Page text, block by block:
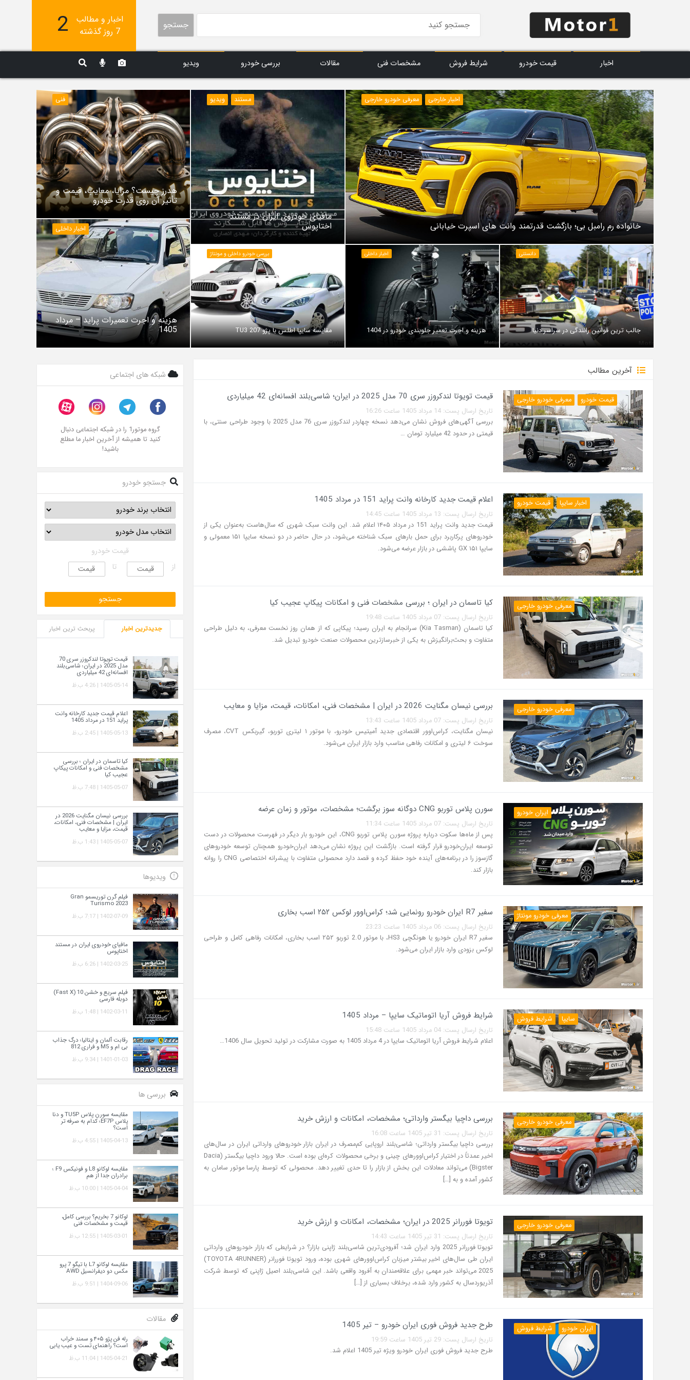
جستجو
اخبار و مطالب
7 روز گذشته
2
اخبار قیمت خودرو شرایط فروش مشخصات فنی مقالات بررسی خودرو ویدیو
خانواده رم رامبل‌ بی؛ بازگشت قدرتمند وانت‌ های اسپرت خیابانی
اخبار خارجی معرفی خودرو خارجی
جالب ترین قوانین رانندگی در سراسر دنیا
دانستنی
هزینه و اجرت تعمیر جلوبندی خودرو در 1404
اخبار داخلی
مافیای خودروی ایران در مستند
اختاپوس
مستند ویدیو
مقایسه سایپا اطلس با پژو 207 TU3
بررسی خودرو داخلی و مونتاژ
هدرز چیست؟ مزایا، معایب، قیمت و
تأثیر آن روی قدرت خودرو
فنی
هزینه و اجرت تعمیرات پراید – مرداد
1405
اخبار داخلی
آخرین مطالب
قیمت خودرو معرفی خودرو خارجی قیمت تویوتا لندکروزر سری 70 مدل 2025 در ایران؛ شاسی‌بلند افسانه‌ای 42 میلیاردی
تاریخ ارسال پست: 14 مرداد 1405 ساعت 16:26
بررسی آگهی‌های فروش نشان می‌دهد نسخه چهاردر لندکروزر سری 76 مدل 2025 با وجود طراحی سنتی، با
قیمتی در حدود 42 میلیارد تومان …
اخبار سایپا قیمت خودرو اعلام قیمت جدید کارخانه وانت پراید 151 در مرداد 1405
تاریخ ارسال پست: 13 مرداد 1405 ساعت 14:45
قیمت جدید وانت پراید 151 در مرداد ۱۴۰۵ اعلام شد. این وانت سبک شهری که سال‌هاست به‌عنوان یکی از
خودروهای پرکاربرد برای حمل بارهای سبک شناخته می‌شود، در حال حاضر در دو نسخه سایپا ۱۵۱ معمولی و
سایپا ۱۵۱ GX پاششی در بازار عرضه می‌شود.
معرفی خودرو خارجی کیا تاسمان در ایران ؛ بررسی مشخصات فنی و امکانات پیکاپ عجیب کیا
تاریخ ارسال پست: 07 مرداد 1405 ساعت 19:48
کیا تاسمان (Kia Tasman) سرانجام به ایران رسید؛ پیکاپی که از همان روز نخست معرفی، به دلیل طراحی
متفاوت و بحث‌برانگیزش به یکی از خبرسازترین محصولات صنعت خودرو تبدیل شد.
معرفی خودرو خارجی بررسی نیسان مگنایت 2026 در ایران | مشخصات فنی، امکانات، قیمت، مزایا و معایب
تاریخ ارسال پست: 07 مرداد 1405 ساعت 13:43
نیسان مگنایت، کراس‌اوور اقتصادی جدید آمیتیس خودرو، با موتور ۱ لیتری توربو، گیربکس CVT، مصرف
سوخت ۶ لیتری و امکانات رفاهی مناسب وارد بازار ایران می‌شود.
ایران خودرو سورن پلاس توربو CNG دوگانه سوز برگشت؛ مشخصات، موتور و زمان عرضه
تاریخ ارسال پست: 07 مرداد 1405 ساعت 11:34
پس از ماه‌ها سکوت درباره پروژه سورن پلاس توربو CNG، این خودرو بار دیگر در فهرست محصولات در دست
توسعه ایران‌خودرو قرار گرفته است. بازگشت این پروژه نشان می‌دهد ایران‌خودرو همچنان توسعه خودروهای
گازسوز را در برنامه‌های آینده خود حفظ کرده و قصد دارد محصولی متفاوت با پیشرانه اختصاصی CNG را روانه
بازار کند.
معرفی خودرو مونتاژ سفیر R7 ایران خودرو رونمایی شد؛ کراس‌اوور لوکس ۲۵۲ اسب بخاری
تاریخ ارسال پست: 06 مرداد 1405 ساعت 23:23
سفیر R7 ایران خودرو یا هونگچی HS3، با موتور 2.0 توربو ۲۵۲ اسب بخاری، امکانات رفاهی کامل و طراحی
لوکس بزودی وارد بازار ایران می‌شود.
سایپا شرایط فروش شرایط فروش آریا اتوماتیک سایپا – مرداد 1405
تاریخ ارسال پست: 04 مرداد 1405 ساعت 15:48
اعلام شرایط فروش آریا اتوماتیک سایپا در 4 مرداد 1405 به صورت مشارکت در تولید تحویل سال 1406…
معرفی خودرو خارجی بررسی داچیا بیگستر وارداتی؛ مشخصات، امکانات و ارزش خرید
تاریخ ارسال پست: 31 تیر 1405 ساعت 16:08
بررسی داچیا بیگستر وارداتی؛ شاسی‌بلند اروپایی کم‌مصرف در ایران بازار خودروهای وارداتی ایران در سال‌های
اخیر عمدتاً در اختیار کراس‌اوورهای چینی و برخی محصولات کره‌ای بوده است. حالا ورود داچیا بیگستر (Dacia
Bigster) می‌تواند معادلات این بخش از بازار را تا حدی تغییر دهد. محصولی که توسط پارسا موتور سامان به
کشور آمده و به […]
معرفی خودرو خارجی تویوتا فوررانر 2025 در ایران؛ مشخصات، امکانات و ارزش خرید
تاریخ ارسال پست: 31 تیر 1405 ساعت 14:43
تویوتا فوررانر 2025 وارد ایران شد؛ آفرودی‌ترین شاسی‌بلند ژاپنی بازار؟ در شرایطی که بازار خودروهای وارداتی
ایران طی سال‌های اخیر بیشتر میزبان کراس‌اوورهای شهری بوده، ورود تویوتا فوررانر (TOYOTA 4RUNNER)
2025 می‌تواند خبر مهمی برای علاقه‌مندان به آفرود واقعی باشد. این شاسی‌بلند اصیل ژاپنی که توسط شرکت
آذریوردسال به کشور وارد شده، برخلاف بسیاری از […]
ایران خودرو شرایط فروش طرح جدید فروش فوری ایران خودرو – تیر 1405
تاریخ ارسال پست: 29 تیر 1405 ساعت 19:59
طرح جدید فروش فوری ایران خودرو ویژه تیر 1405 اعلام شد.
شبکه های اجتماعی
گروه موتور1 را در شبکه اجتماعی دنبال
کنید تا همیشه از آخرین اخبار ما مطلع
باشید!
جستجو خودرو
قیمت خودرو
از
تا
جدیدترین اخبار پربحث ترین اخبار
قیمت تویوتا لندکروزر سری 70
مدل 2025 در ایران؛ شاسی‌بلند
افسانه‌ای 42 میلیاردی
1405-05-14 | 4:26 ب.ظ
اعلام قیمت جدید کارخانه وانت
پراید 151 در مرداد 1405
1405-05-13 | 2:45 ب.ظ
کیا تاسمان در ایران ؛ بررسی
مشخصات فنی و امکانات پیکاپ
عجیب کیا
1405-05-07 | 7:48 ب.ظ
بررسی نیسان مگنایت 2026 در
ایران | مشخصات فنی، امکانات،
قیمت، مزایا و معایب
1405-05-07 | 1:43 ب.ظ
ویدیوها
فیلم گرن توریسمو Gran
Turismo 2023
1402-07-09 | 7:17 ب.ظ
مافیای خودروی ایران در مستند
اختاپوس
1402-03-25 | 6:26 ب.ظ
فیلم سریع و خشن 10 (Fast X)
دوبله فارسی
1402-03-11 | 1:48 ب.ظ
رقابت آلمان و ایتالیا؛ درگ جذاب
بی ام و M5 و فراری 812
1401-01-03 | 9:34 ب.ظ
بررسی ها
مقایسه سورن پلاس TU5P و دنا
پلاس EF7P؛ کدام به‌ صرفه‌ تر
است؟
1405-04-13 | 4:55 ب.ظ
مقایسه لوکانو L8 و فونیکس F9 ؛
برادران جدا از هم
1405-04-04 | 10:00 ب.ظ
لوکانو 7 بخریم؟ بررسی کامل،
قیمت و مشخصات فنی
1405-03-01 | 12:55 ب.ظ
مقایسه لوکانو L7 با تیگو 7 پرو
مکس دو دیفرانسیل AWD
1404-09-06 | 9:51 ب.ظ
مقالات
رله فن پژو ۴۰۵ و سمند خراب
است؟ راهنمای تست و عیب‌ یابی
1405-04-21 | 11:04 ب.ظ